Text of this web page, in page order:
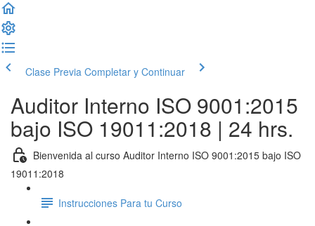
Clase Previa Completar y Continuar
Auditor Interno ISO 9001:2015
bajo ISO 19011:2018 | 24 hrs.
Bienvenida al curso Auditor Interno ISO 9001:2015 bajo ISO
19011:2018
Instrucciones Para tu Curso